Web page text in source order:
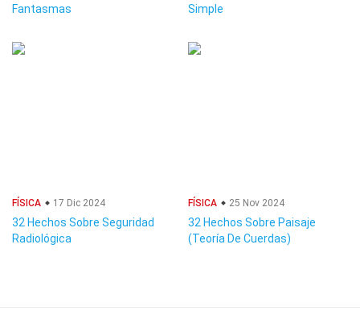
Fantasmas
Simple
FÍSICA 17 Dic 2024
32 Hechos Sobre Seguridad
Radiológica
FÍSICA 25 Nov 2024
32 Hechos Sobre Paisaje
(Teoría De Cuerdas)